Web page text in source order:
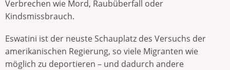
Verbrechen wie Mord, Raubüberfall oder
Kindsmissbrauch.
Eswatini ist der neuste Schauplatz des Versuchs der
amerikanischen Regierung, so viele Migranten wie
möglich zu deportieren – und dadurch andere